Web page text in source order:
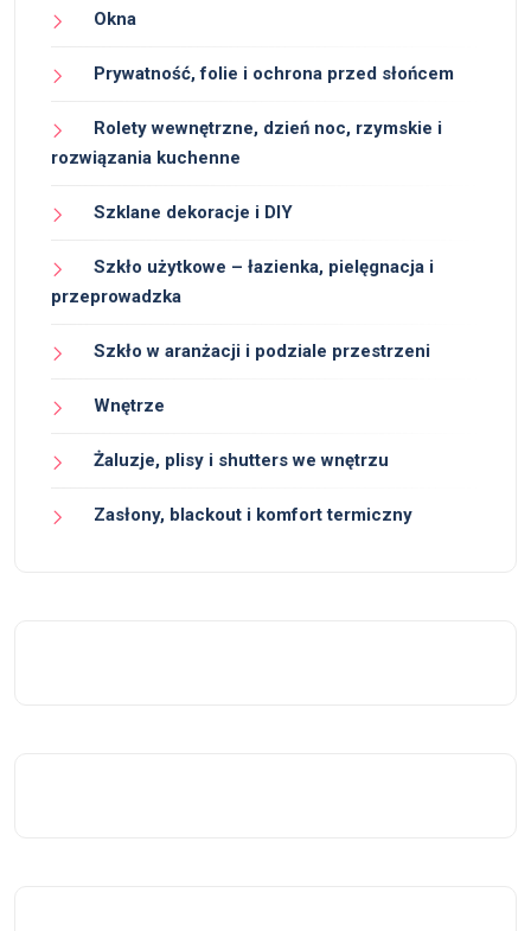
Okna
Prywatność, folie i ochrona przed słońcem
Rolety wewnętrzne, dzień noc, rzymskie i
rozwiązania kuchenne
Szklane dekoracje i DIY
Szkło użytkowe – łazienka, pielęgnacja i
przeprowadzka
Szkło w aranżacji i podziale przestrzeni
Wnętrze
Żaluzje, plisy i shutters we wnętrzu
Zasłony, blackout i komfort termiczny